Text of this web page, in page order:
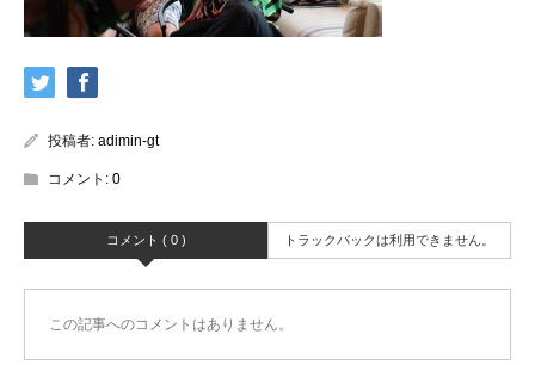
投稿者: adimin-gt
コメント: 0
コメント ( 0 ) トラックバックは利用できません。
この記事へのコメントはありません。